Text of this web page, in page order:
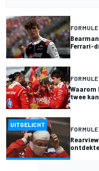
FORMULE
Ferrari-
FORMULE
Waarom
twee
UITGELICHT
FORMULE